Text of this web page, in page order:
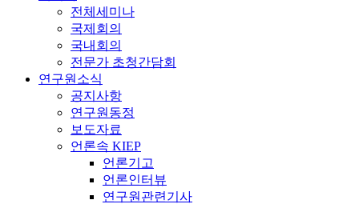
전체세미나
국제회의
국내회의
전문가 초청간담회
연구원소식
공지사항
연구원동정
보도자료
언론속 KIEP
언론기고
언론인터뷰
연구원관련기사